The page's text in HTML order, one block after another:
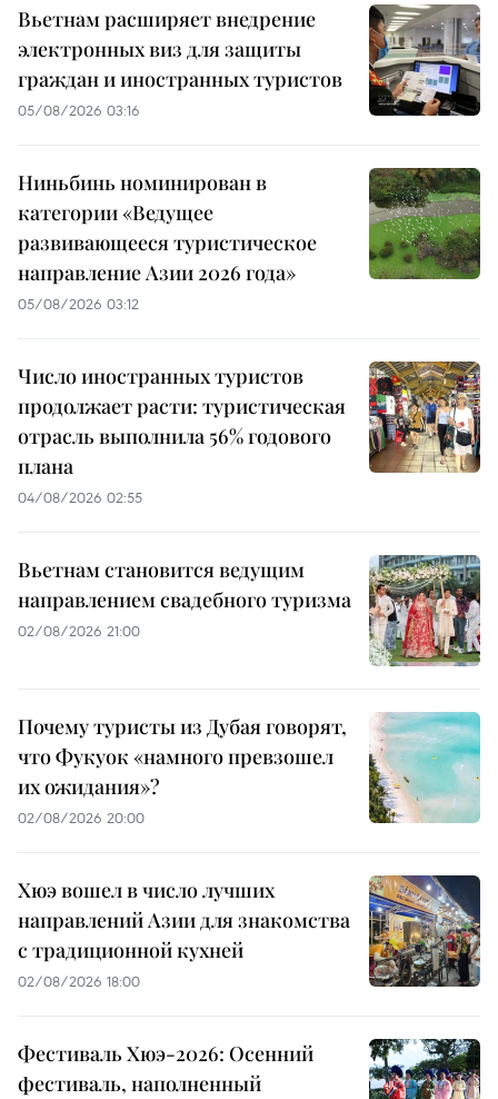
Вьетнам расширяет внедрение
электронных виз для защиты
граждан и иностранных туристов
05/08/2026 03:16
Ниньбинь номинирован в
категории «Ведущее
развивающееся туристическое
направление Азии 2026 года»
05/08/2026 03:12
Число иностранных туристов
продолжает расти: туристическая
отрасль выполнила 56% годового
плана
04/08/2026 02:55
Вьетнам становится ведущим
направлением свадебного туризма
02/08/2026 21:00
Почему туристы из Дубая говорят,
что Фукуок «намного превзошел
их ожидания»?
02/08/2026 20:00
Хюэ вошел в число лучших
направлений Азии для знакомства
с традиционной кухней
02/08/2026 18:00
Фестиваль Хюэ-2026: Осенний
фестиваль, наполненный